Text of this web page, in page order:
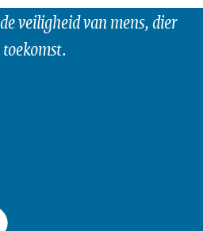
veiligheid van mens, dier